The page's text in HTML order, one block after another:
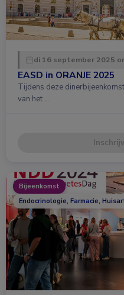
di 16 september 2025
EASD in ORANJE 2025
Tijdens deze
van het …
Bijeenkomst
Endocrinologie, Farmacie,